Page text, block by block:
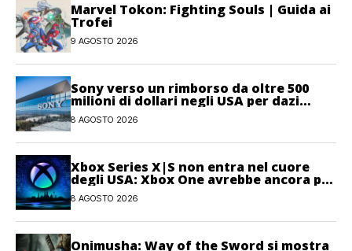
Marvel Tokon: Fighting Souls | Guida ai
Trofei
9 AGOSTO 2026
Sony verso un rimborso da oltre 500
milioni di dollari negli USA per dazi
illegittimi
8 AGOSTO 2026
Xbox Series X|S non entra nel cuore
degli USA: Xbox One avrebbe ancora più
giocatori attivi
8 AGOSTO 2026
Onimusha: Way of the Sword si mostra